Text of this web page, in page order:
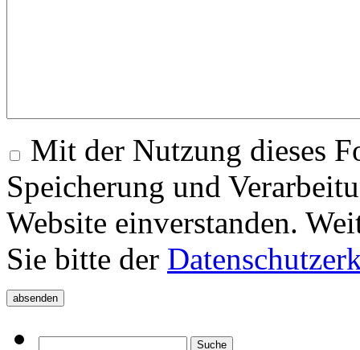
Mit der Nutzung dieses
Speicherung und
Website einverstanden.
Sie bitte der